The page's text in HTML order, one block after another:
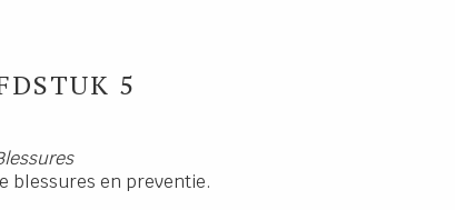
5
blessures en preventie.